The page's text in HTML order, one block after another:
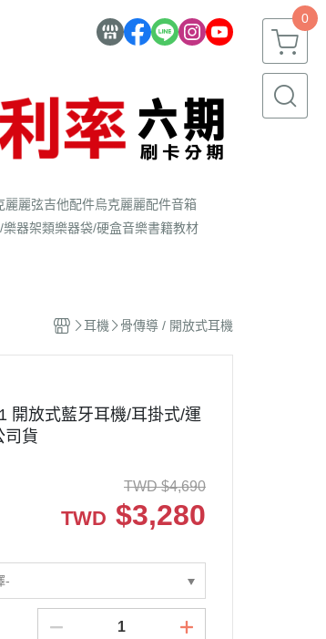
0
麗麗弦吉他配件烏克麗麗配件音箱
樂器架類樂器袋/硬盒音樂書籍教材
耳機 骨傳導 / 開放式耳機
開放式藍牙耳機/耳掛式/運
司貨
TWD $4,690
TWD $3,280
-